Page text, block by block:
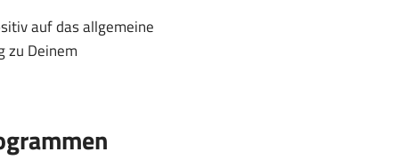
auf das allgemeine
zu Deinem